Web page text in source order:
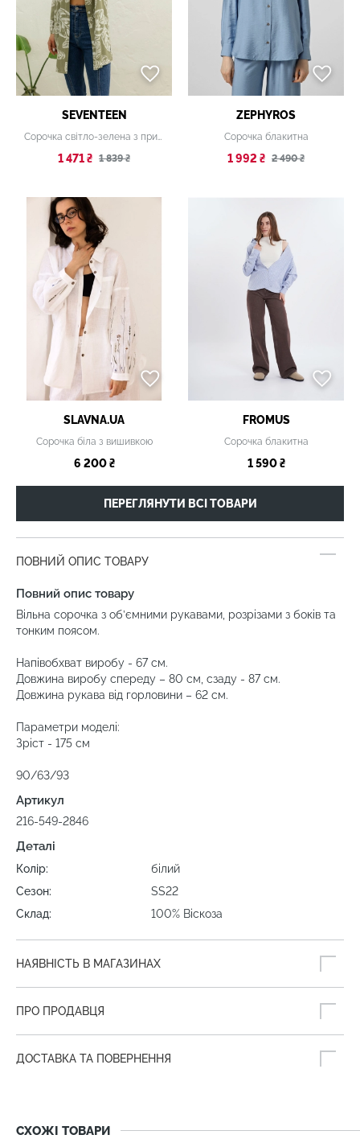
SEVENTEEN
Сорочка світло-зелена з принтом
1 471 ₴ 1 839 ₴
ZEPHYROS
Сорочка блакитна
1 992 ₴ 2 490 ₴
SLAVNA.UA
Сорочка біла з вишивкою
6 200 ₴
FROMUS
Сорочка блакитна
1 590 ₴
ПЕРЕГЛЯНУТИ ВСІ ТОВАРИ
ПОВНИЙ ОПИС ТОВАРУ
Повний опис товару
Вільна сорочка з об’ємними рукавами, розрізами з боків та
тонким поясом.
Напівобхват виробу - 67 см.
Довжина виробу спереду – 80 см, сзаду - 87 см.
Довжина рукава від горловини – 62 см.
Параметри моделі:
Зріст - 175 см
90/63/93
Артикул
216-549-2846
Деталі
Колір:
білий
Сезон:
SS22
Склад:
100% Віскоза
НАЯВНІСТЬ В МАГАЗИНАХ
ПРО ПРОДАВЦЯ
ДОСТАВКА ТА ПОВЕРНЕННЯ
СХОЖІ ТОВАРИ